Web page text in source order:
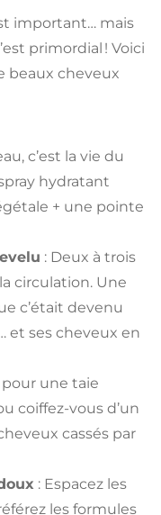
important… mais
primordial ! Voici
beaux cheveux
c’est la vie du
hydratant
+ une pointe
: Deux à trois
circulation. Une
c’était devenu
et ses cheveux en
pour une taie
coiffez-vous d’un
cassés par
: Espacez les
les formules